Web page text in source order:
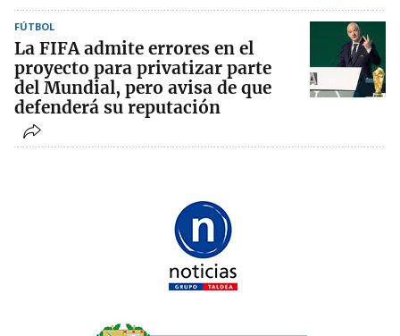
FÚTBOL
La FIFA admite errores en el
proyecto para privatizar parte
del Mundial, pero avisa de que
defenderá su reputación